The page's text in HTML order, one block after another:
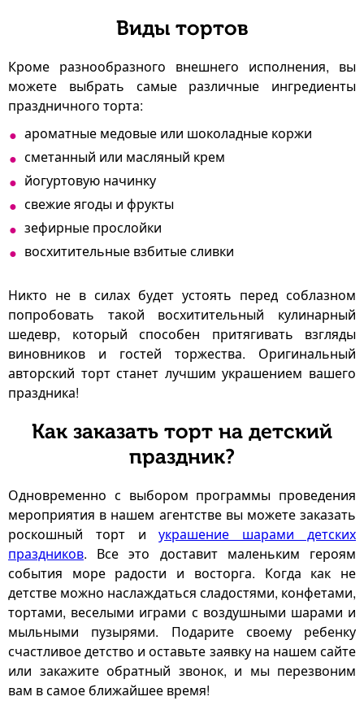
Виды тортов
Кроме разнообразного внешнего исполнения, вы
можете выбрать самые различные ингредиенты
праздничного торта:
ароматные медовые или шоколадные коржи
сметанный или масляный крем
йогуртовую начинку
свежие ягоды и фрукты
зефирные прослойки
восхитительные взбитые сливки
Никто не в силах будет устоять перед соблазном
попробовать такой восхитительный кулинарный
шедевр, который способен притягивать взгляды
виновников и гостей торжества. Оригинальный
авторский торт станет лучшим украшением вашего
праздника!
Как заказать торт на детский
праздник?
Одновременно с выбором программы проведения
мероприятия в нашем агентстве вы можете заказать
роскошный торт иукрашение шарами детских
праздников. Все это доставит маленьким героям
события море радости и восторга. Когда как не
детстве можно наслаждаться сладостями, конфетами,
тортами, веселыми играми с воздушными шарами и
мыльными пузырями. Подарите своему ребенку
счастливое детство и оставьте заявку на нашем сайте
или закажите обратный звонок, и мы перезвоним
вам в самое ближайшее время!